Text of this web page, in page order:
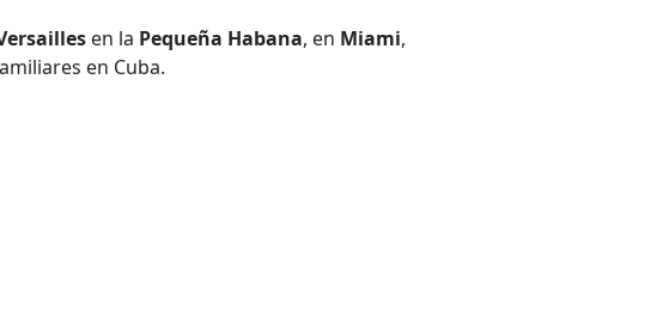
en la Pequeña Habana, en Miami,
en Cuba.